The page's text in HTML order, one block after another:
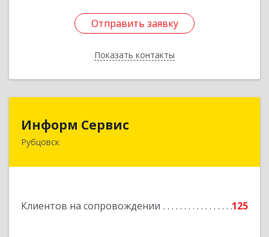
Отправить заявку
Показать контакты
Отправить заявку
Назад
Информ Сервис
Рубцовск
Клиентов на сопровождении 125
658204, Алтайский край, Рубцовск г, Алтайская